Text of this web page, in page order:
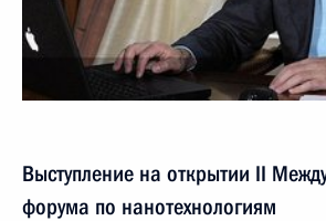
Выступление на открытии II
форума по нанотехнологиям